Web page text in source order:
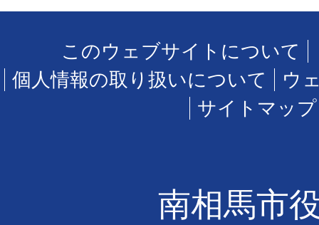
このウェブサイトについて
個人情報の取り扱いについて
ウ
サイトマップ
南相馬市